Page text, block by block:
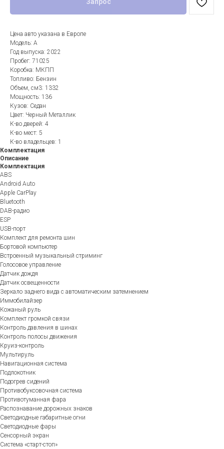
Запрос
Цена авто указана в Европе
Модель: A
Год выпуска: 2022
Пробег: 71025
Коробка: МКПП
Топливо: Бензин
Объем, см3: 1332
Мощность: 136
Кузов: Седан
Цвет: Черный Металлик
К-во дверей: 4
К-во мест: 5
К-во владельцев: 1
Комплектация
Описание
Комплектация
ABS
Android Auto
Apple CarPlay
Bluetooth
DAB-радио
ESP
USB-порт
Комплект для ремонта шин
Бортовой компьютер
Встроенный музыкальный стриминг
Голосовое управление
Датчик дождя
Датчик освещенности
Зеркало заднего вида с автоматическим затемнением
Иммобилайзер
Кожаный руль
Комплект громкой связи
Контроль давления в шинах
Контроль полосы движения
Круиз-контроль
Мультируль
Навигационная система
Подлокотник
Подогрев сидений
Противобуксовочная система
Противотуманная фара
Распознавание дорожных знаков
Светодиодные габаритные огни
Светодиодные фары
Сенсорный экран
Система «старт-стоп»